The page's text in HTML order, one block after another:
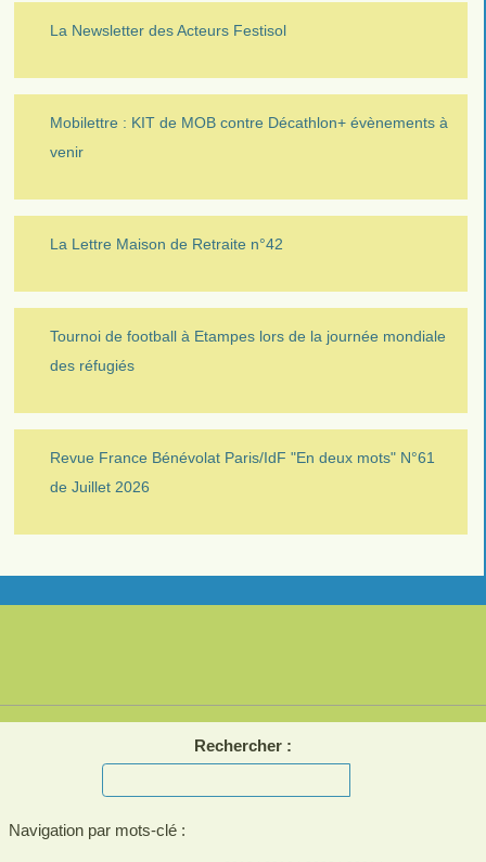
La Newsletter des Acteurs Festisol
Mobilettre : KIT de MOB contre Décathlon+ évènements à
venir
La Lettre Maison de Retraite n°42
Tournoi de football à Etampes lors de la journée mondiale
des réfugiés
Revue France Bénévolat Paris/IdF "En deux mots" N°61
de Juillet 2026
Rechercher :
Navigation par mots-clé :